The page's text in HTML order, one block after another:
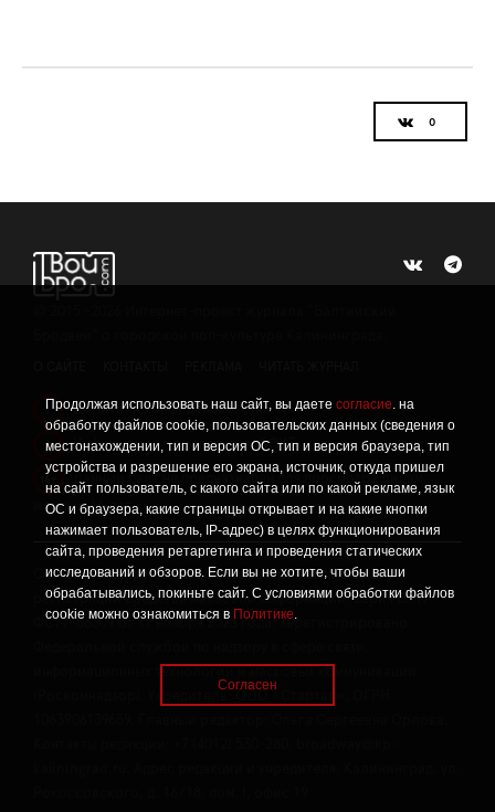
Продолжая использовать наш сайт, вы даете согласие. на
обработку файлов cookie, пользовательских данных (сведения о
местонахождении, тип и версия ОС, тип и версия браузера, тип
устройства и разрешение его экрана, источник, откуда пришел
на сайт пользователь, с какого сайта или по какой рекламе, язык
ОС и браузера, какие страницы открывает и на какие кнопки
нажимает пользователь, IP-адрес) в целях функционирования
сайта, проведения ретаргетинга и проведения статических
исследований и обзоров. Если вы не хотите, чтобы ваши
обрабатывались, покиньте сайт. С условиями обработки файлов
cookie можно ознакомиться в Политике.
Согласен
! Политика конфиденциальности
! Информация о проведении СОУТ
Данный сайт не предназначен для просмотра лицам
младше 16 лет.
Сетевое издание «Твой Бро», реестровая запись о
регистрации средства массовой информации: серия Эл №
ФС77-86309 от 17 ноября 2023 года, зарегистрировано